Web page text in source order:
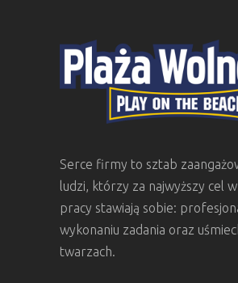
Serce firmy to sztab
ludzi, którzy za najwyższy cel
pracy stawiają sobie:
wykonaniu zadania oraz
twarzach.